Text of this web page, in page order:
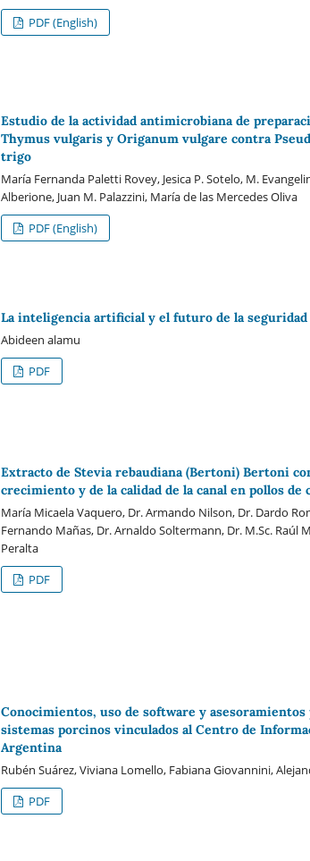
PDF (English)
Estudio de la actividad antimicrobiana de
Thymus vulgaris y Origanum vulgare contra
trigo
María Fernanda Paletti Rovey, Jesica P. Sotelo, M.
Alberione, Juan M. Palazzini, María de las Mercedes Oliva
PDF (English)
La inteligencia artificial y el futuro de la
Abideen alamu
PDF
Extracto de Stevia rebaudiana (Bertoni) Bertoni
crecimiento y de la calidad de la canal en pollos de
María Micaela Vaquero, Dr. Armando Nilson, Dr. Dardo
Fernando Mañas, Dr. Arnaldo Soltermann, Dr. M.Sc. Raúl
Peralta
PDF
Conocimientos, uso de software y
sistemas porcinos vinculados al Centro de
Argentina
Rubén Suárez, Viviana Lomello, Fabiana Giovannini,
PDF